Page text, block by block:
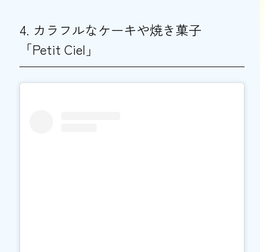
4. カラフルなケーキや焼き菓子
「Petit Ciel」